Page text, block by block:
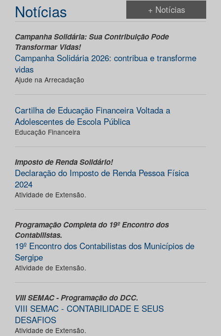
Notícias + Notícias
Campanha Solidária: Sua Contribuição Pode
Transformar Vidas!
Campanha Solidária 2026: contribua e transforme
vidas
Ajude na Arrecadação
Cartilha de Educação Financeira Voltada a
Adolescentes de Escola Pública
Educação Financeira
Imposto de Renda Solidário!
Declaração do Imposto de Renda Pessoa Física
2024
Atividade de Extensão.
Programação Completa do 19º Encontro dos
Contabilistas.
19º Encontro dos Contabilistas dos Municípios de
Sergipe
Atividade de Extensão.
VIII SEMAC - Programação do DCC.
VIII SEMAC - CONTABILIDADE E SEUS
DESAFIOS
Atividade de Extensão.